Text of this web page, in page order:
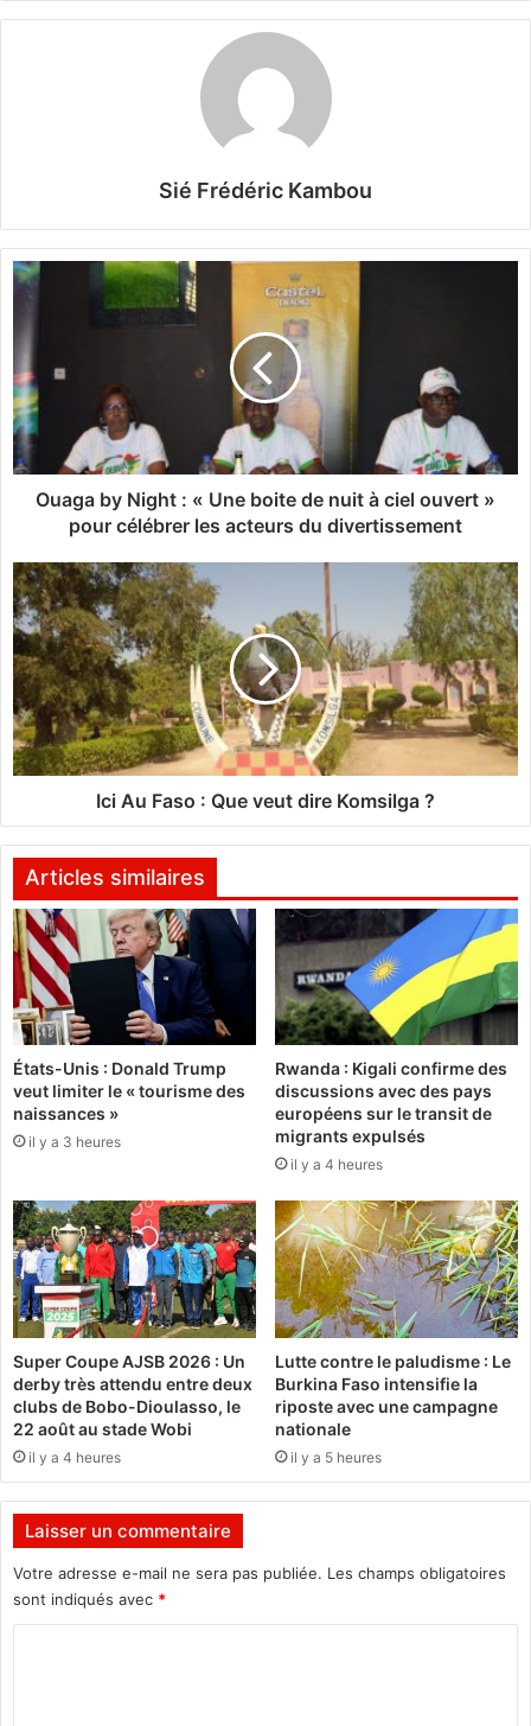
Sié Frédéric Kambou
O
u
a
b
y
N
i
:
«
U
n
e
b
o
i
d
u
i
à
c
e
l
o
u
r
t
»
p
o
u
r
c
l
b
e
r
Ouaga by Night : « Une boite de nuit à ciel ouvert »
pour célébrer les acteurs du divertissement
I
c
i
A
u
F
a
s
o
Q
u
v
e
u
d
i
e
K
o
m
i
l
g
a
?
Ici Au Faso : Que veut dire Komsilga ?
Articles similaires
États-Unis : Donald Trump
veut limiter le « tourisme des
naissances »
il y a 3 heures
Rwanda : Kigali confirme des
discussions avec des pays
européens sur le transit de
migrants expulsés
il y a 4 heures
Super Coupe AJSB 2026 : Un
derby très attendu entre deux
clubs de Bobo-Dioulasso, le
22 août au stade Wobi
il y a 4 heures
Lutte contre le paludisme : Le
Burkina Faso intensifie la
riposte avec une campagne
nationale
il y a 5 heures
Laisser un commentaire
Votre adresse e-mail ne sera pas publiée. Les champs obligatoires
sont indiqués avec *